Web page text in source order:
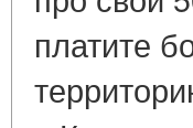
платите